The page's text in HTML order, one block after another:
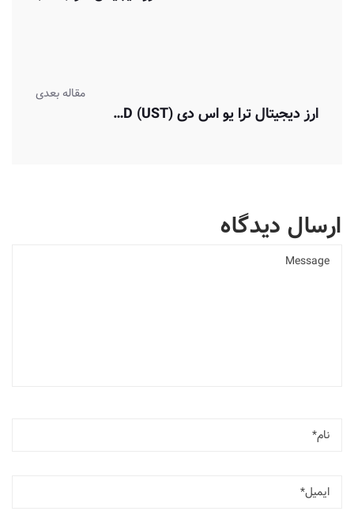
مقاله بعدی
ارز دیجیتال ترا یو اس دی TerraUSD (UST)
ارسال دیدگاه